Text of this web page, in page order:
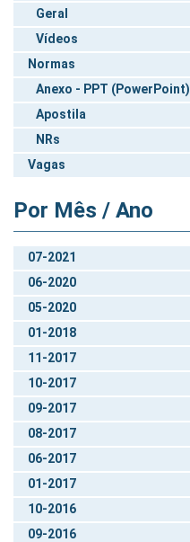
Geral
Vídeos
Normas
Anexo - PPT (PowerPoint)
Apostila
NRs
Vagas
Por Mês / Ano
07-2021
06-2020
05-2020
01-2018
11-2017
10-2017
09-2017
08-2017
06-2017
01-2017
10-2016
09-2016